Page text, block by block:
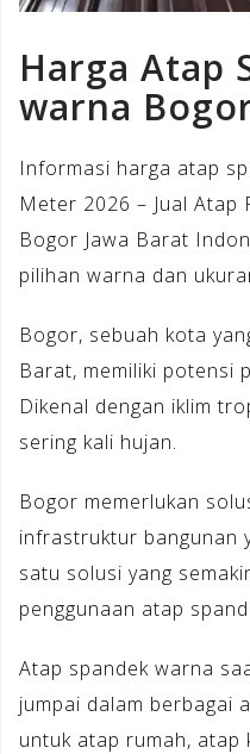
Harga Atap
warna
Informasi harga atap
Meter 2026 – Jual Atap
Bogor Jawa Barat
pilihan warna dan
Bogor, sebuah kota
Barat, memiliki potensi
Dikenal dengan iklim
sering kali hujan.
Bogor memerlukan
infrastruktur bangunan
satu solusi yang
penggunaan atap
Atap spandek warna
jumpai dalam berbagai
untuk atap rumah, atap